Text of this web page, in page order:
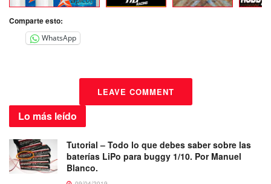
Comparte esto:
WhatsApp
LEAVE COMMENT
Lo más leído
Tutorial – Todo lo que debes saber sobre las
baterías LiPo para buggy 1/10. Por Manuel
Blanco.